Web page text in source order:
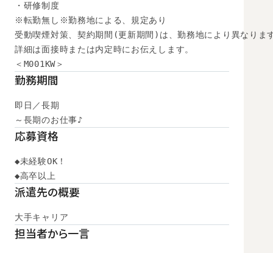
・研修制度
※転勤無し※勤務地による、規定あり
受動喫煙対策、契約期間(更新期間)は、勤務地により異なりま
詳細は面接時または内定時にお伝えします。
＜M001KW＞
勤務期間
即日／長期
～長期のお仕事♪
応募資格
◆未経験OK！
◆高卒以上
派遣先の概要
大手キャリア
担当者から一言